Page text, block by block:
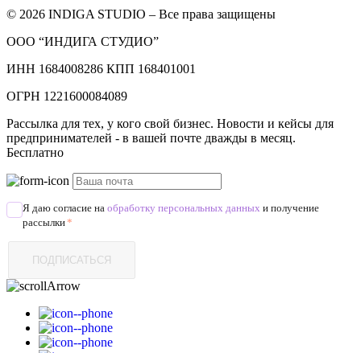
© 2026 INDIGA STUDIO – Все права защищены
ООО “ИНДИГА СТУДИО”
ИНН 1684008286 КПП 168401001
ОГРН 1221600084089
Рассылка для тех, у кого свой бизнес. Новости и кейсы для
предпринимателей - в вашей почте дважды в месяц.
Бесплатно
Я даю согласие на обработку персональных данных и получение
рассылки*
ПОДПИСАТЬСЯ